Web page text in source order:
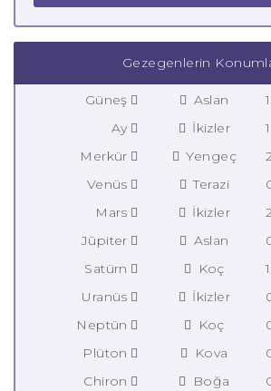
Gezegenlerin
Güneş Aslan
Ay
İkizler
Merkür
Yengeç
Venüs
Terazi
Mars
İkizler
Jüpiter
Aslan
Satürn
Koç
Uranüs
İkizler
Neptün
Koç
Plüton
Kova
Chiron
Boğa